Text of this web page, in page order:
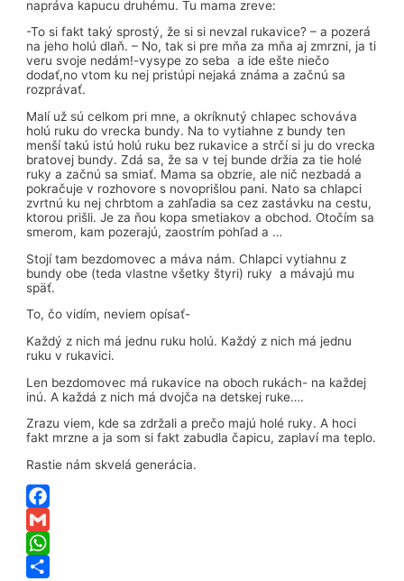
napráva kapucu druhému. Tu mama zreve:
-To si fakt taký sprostý, že si si nevzal rukavice? – a pozerá
na jeho holú dlaň. – No, tak si pre mňa za mňa aj zmrzni, ja ti
veru svoje nedám!-vysype zo seba a ide ešte niečo
dodať,no vtom ku nej pristúpi nejaká známa a začnú sa
rozprávať.
Malí už sú celkom pri mne, a okríknutý chlapec schováva
holú ruku do vrecka bundy. Na to vytiahne z bundy ten
menší takú istú holú ruku bez rukavice a strčí si ju do vrecka
bratovej bundy. Zdá sa, že sa v tej bunde držia za tie holé
ruky a začnú sa smiať. Mama sa obzrie, ale nič nezbadá a
pokračuje v rozhovore s novoprišlou pani. Nato sa chlapci
zvrtnú ku nej chrbtom a zahľadia sa cez zastávku na cestu,
ktorou prišli. Je za ňou kopa smetiakov a obchod. Otočím sa
smerom, kam pozerajú, zaostrím pohľad a …
Stojí tam bezdomovec a máva nám. Chlapci vytiahnu z
bundy obe (teda vlastne všetky štyri) ruky a mávajú mu
späť.
To, čo vidím, neviem opísať-
Každý z nich má jednu ruku holú. Každý z nich má jednu
ruku v rukavici.
Len bezdomovec má rukavice na oboch rukách- na každej
inú. A každá z nich má dvojča na detskej ruke….
Zrazu viem, kde sa zdržali a prečo majú holé ruky. A hoci
fakt mrzne a ja som si fakt zabudla čapicu, zaplaví ma teplo.
Rastie nám skvelá generácia.
Facebook
Gmail
WhatsApp